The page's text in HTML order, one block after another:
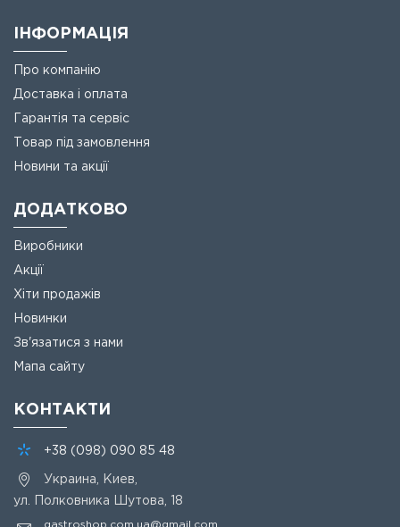
ІНФОРМАЦІЯ
Про компанію
Доставка і оплата
Гарантія та сервіс
Товар під замовлення
Новини та акції
ДОДАТКОВО
Виробники
Акції
Хіти продажів
Новинки
Зв'язатися з нами
Мапа сайту
КОНТАКТИ
+38 (098) 090 85 48
Украина, Киев,
ул. Полковника Шутова, 18
gastroshop.com.ua@gmail.com